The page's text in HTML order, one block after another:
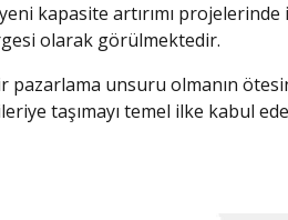
kapasite artırımı
olarak görülmektedir.
pazarlama unsuru olmanın
taşımayı temel ilke kabul